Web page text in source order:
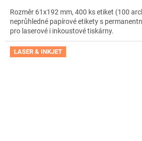
Rozměr 61x192 mm, 400 ks etiket (100
neprůhledné papírové etikety s
pro laserové i inkoustové tiskárny.
LASER & INKJET